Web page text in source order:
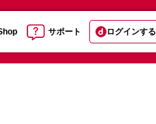
サポート ログインする